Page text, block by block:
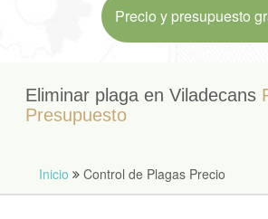
Precio y presupuesto
Eliminar plaga en Viladecans
Presupuesto
Inicio Control de Plagas Precio